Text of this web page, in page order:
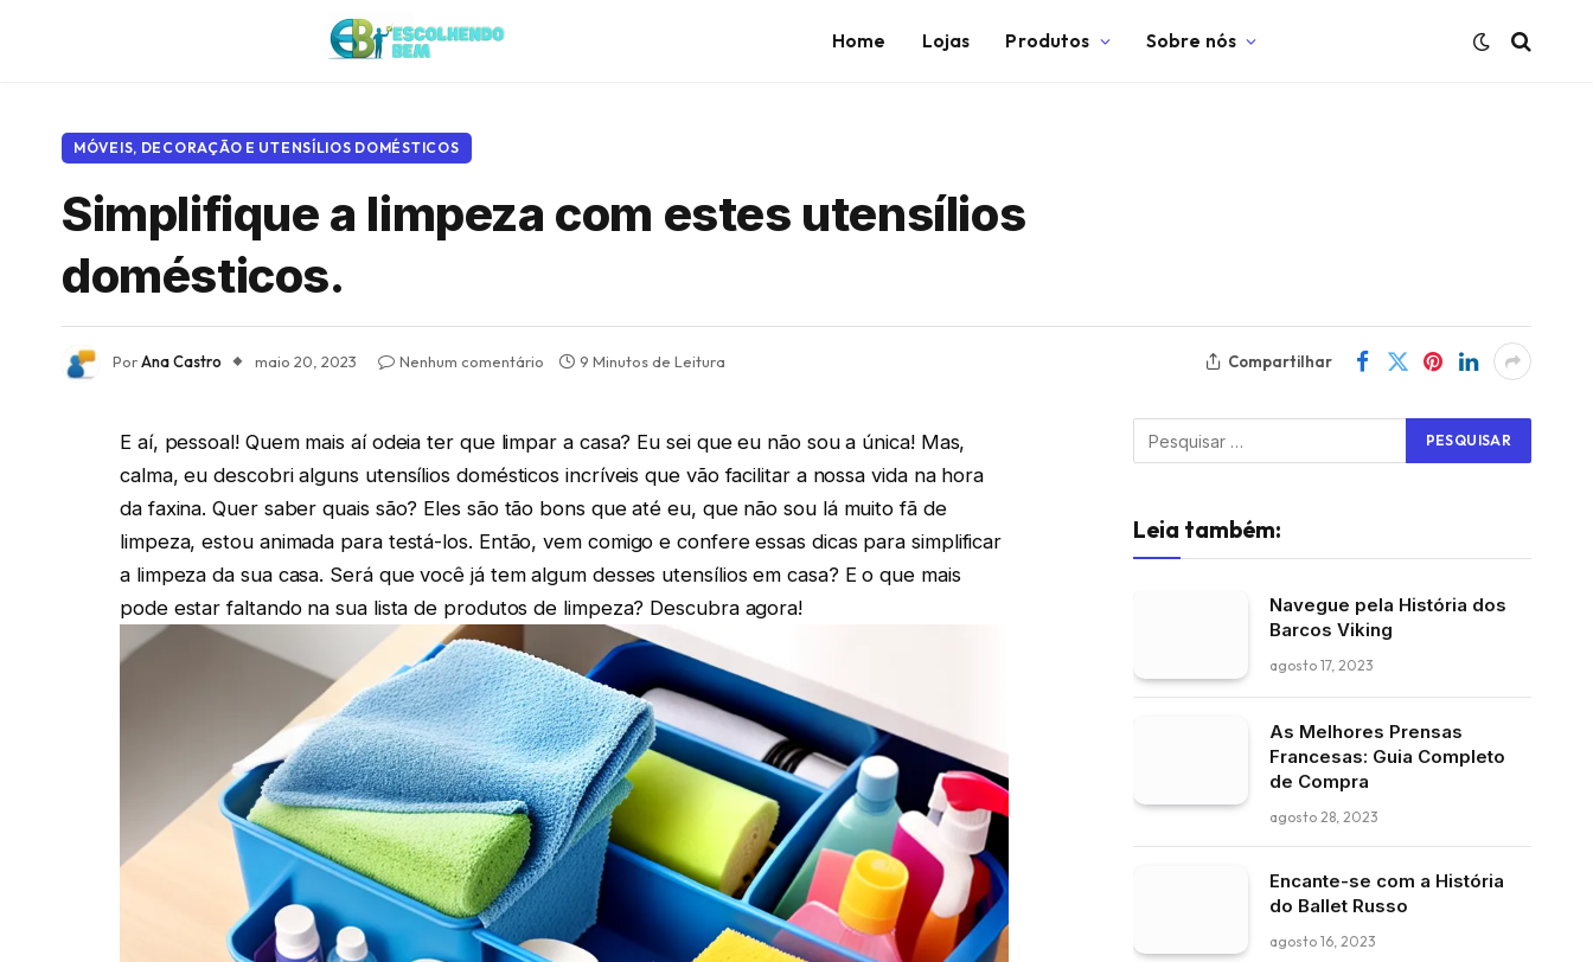
Home Lojas Produtos Sobre nós
MÓVEIS, DECORAÇÃO E UTENSÍLIOS DOMÉSTICOS
Simplifique a limpeza com estes utensílios
domésticos.
PorAna Castro maio 20, 2023 Nenhum comentário 9 Minutos de Leitura Compartilhar
E aí, pessoal! Quem mais aí odeia ter que limpar a casa? Eu sei que eu não sou a única! Mas,
calma, eu descobri alguns utensílios domésticos incríveis que vão facilitar a nossa vida na hora
da faxina. Quer saber quais são? Eles são tão bons que até eu, que não sou lá muito fã de
limpeza, estou animada para testá-los. Então, vem comigo e confere essas dicas para simplificar
a limpeza da sua casa. Será que você já tem algum desses utensílios em casa? E o que mais
pode estar faltando na sua lista de produtos de limpeza? Descubra agora!
Leia também:
Navegue pela História dos
Barcos Viking
agosto 17, 2023
As Melhores Prensas
Francesas: Guia Completo
de Compra
agosto 28, 2023
Encante-se com a História
do Ballet Russo
agosto 16, 2023